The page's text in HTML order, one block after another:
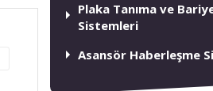
Plaka Tanıma ve
Sistemleri
Asansör Haberleşme